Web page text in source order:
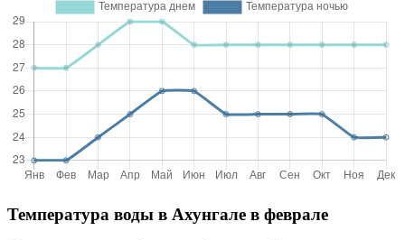
Температура воды в Ахунгале в феврале